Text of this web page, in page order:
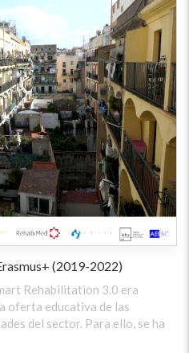
(2019-2022)
Rehabilitation 3.0 era
oferta educativa de las
del sector. Para ello, se ha